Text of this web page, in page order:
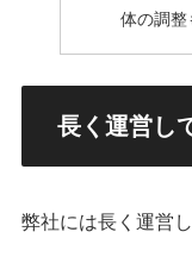
体の調整
長く運営し
弊社には長く運営